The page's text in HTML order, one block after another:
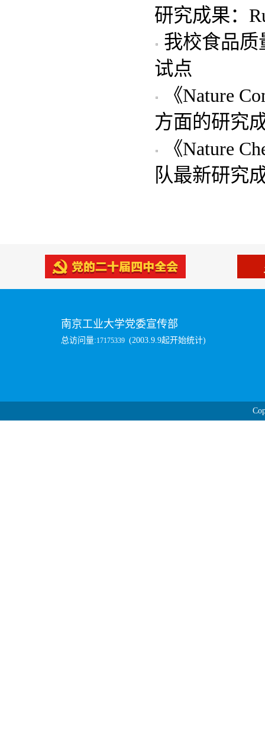
研究成果：
我校食品
试点
《Nature
方面的研究
《Nature
队最新研究
南京工业大学党委宣传部
总访问量:17175339 (2003.9.9起开始统计)